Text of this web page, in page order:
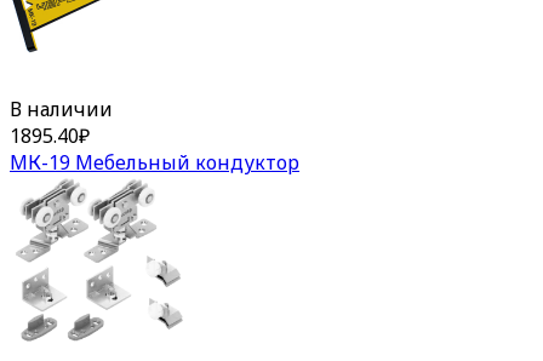
В наличии
1895.40₽
МК-19 Мебельный кондуктор